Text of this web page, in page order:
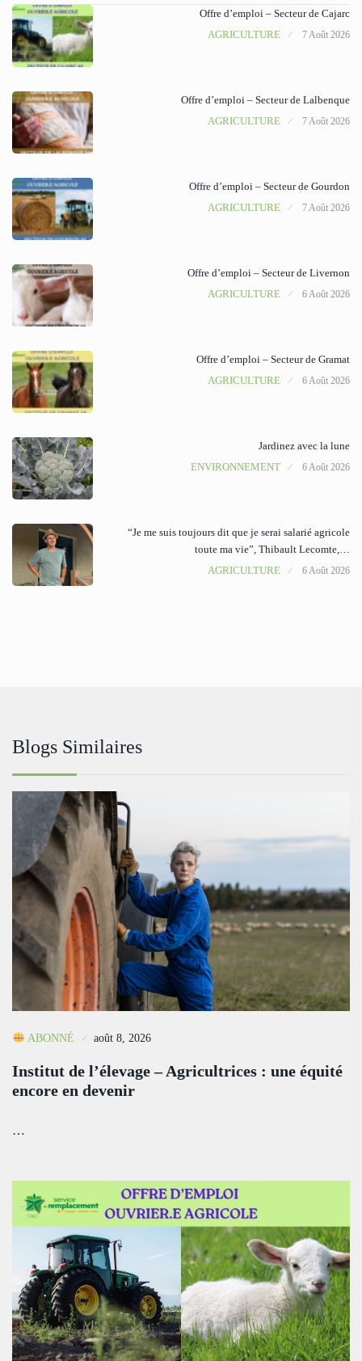
Offre d’emploi – Secteur de Cajarc
AGRICULTURE
7 Août 2026
Offre d’emploi – Secteur de Lalbenque
AGRICULTURE
7 Août 2026
Offre d’emploi – Secteur de Gourdon
AGRICULTURE
7 Août 2026
Offre d’emploi – Secteur de Livernon
AGRICULTURE
6 Août 2026
Offre d’emploi – Secteur de Gramat
AGRICULTURE
6 Août 2026
Jardinez avec la lune
ENVIRONNEMENT
6 Août 2026
“Je me suis toujours dit que je serai salarié agricole
toute ma vie”, Thibault Lecomte,…
AGRICULTURE
6 Août 2026
Blogs Similaires
ABONNÉ août 8, 2026
Institut de l’élevage – Agricultrices : une équité
encore en devenir
…